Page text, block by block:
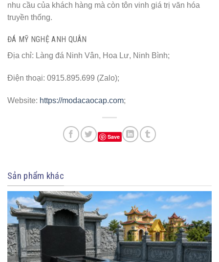
nhu cầu của khách hàng mà còn tôn vinh giá trị văn hóa
truyền thống.
ĐÁ MỸ NGHỆ ANH QUÂN
Địa chỉ: Làng đá Ninh Vân, Hoa Lư, Ninh Bình;
Điện thoại: 0915.895.699 (Zalo);
Website: https://modacaocap.com;
Save
Sản phẩm khác